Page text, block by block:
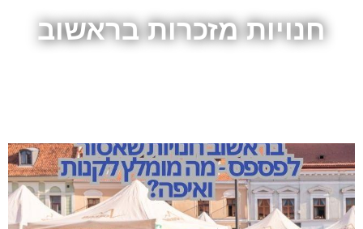
חנויות מזכרות בראשוב